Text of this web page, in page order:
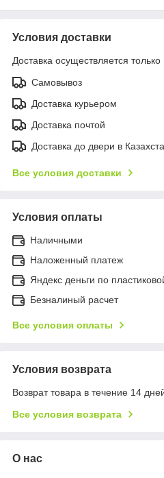
Условия доставки
Доставка осуществляется
Самовывоз
Доставка курьером
Доставка почтой
Доставка до двери в
Все условия доставки
Условия оплаты
Наличными
Наложенный платеж
Яндекс деньги по
Безналиный расчет
Все условия оплаты
Условия возврата
Возврат товара в течение 14
Все условия возврата
О нас